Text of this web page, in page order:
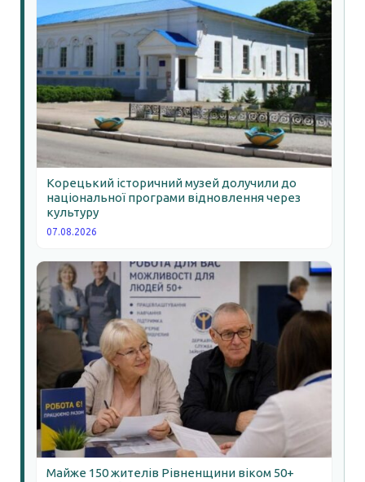
Корецький історичний музей долучили до
національної програми відновлення через
культуру
07.08.2026
Майже 150 жителів Рівненщини віком 50+